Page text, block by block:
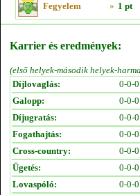
Fegyelem » 1 pt
Karrier és eredmények:
(első helyek-második helyek-
Díjlovaglás:
0-0-
Galopp:
0-0-
Díjugratás:
0-0-
Fogathajtás:
0-0-
Cross-country:
0-0-
Ügetés:
0-0-
Lovaspóló:
0-0-